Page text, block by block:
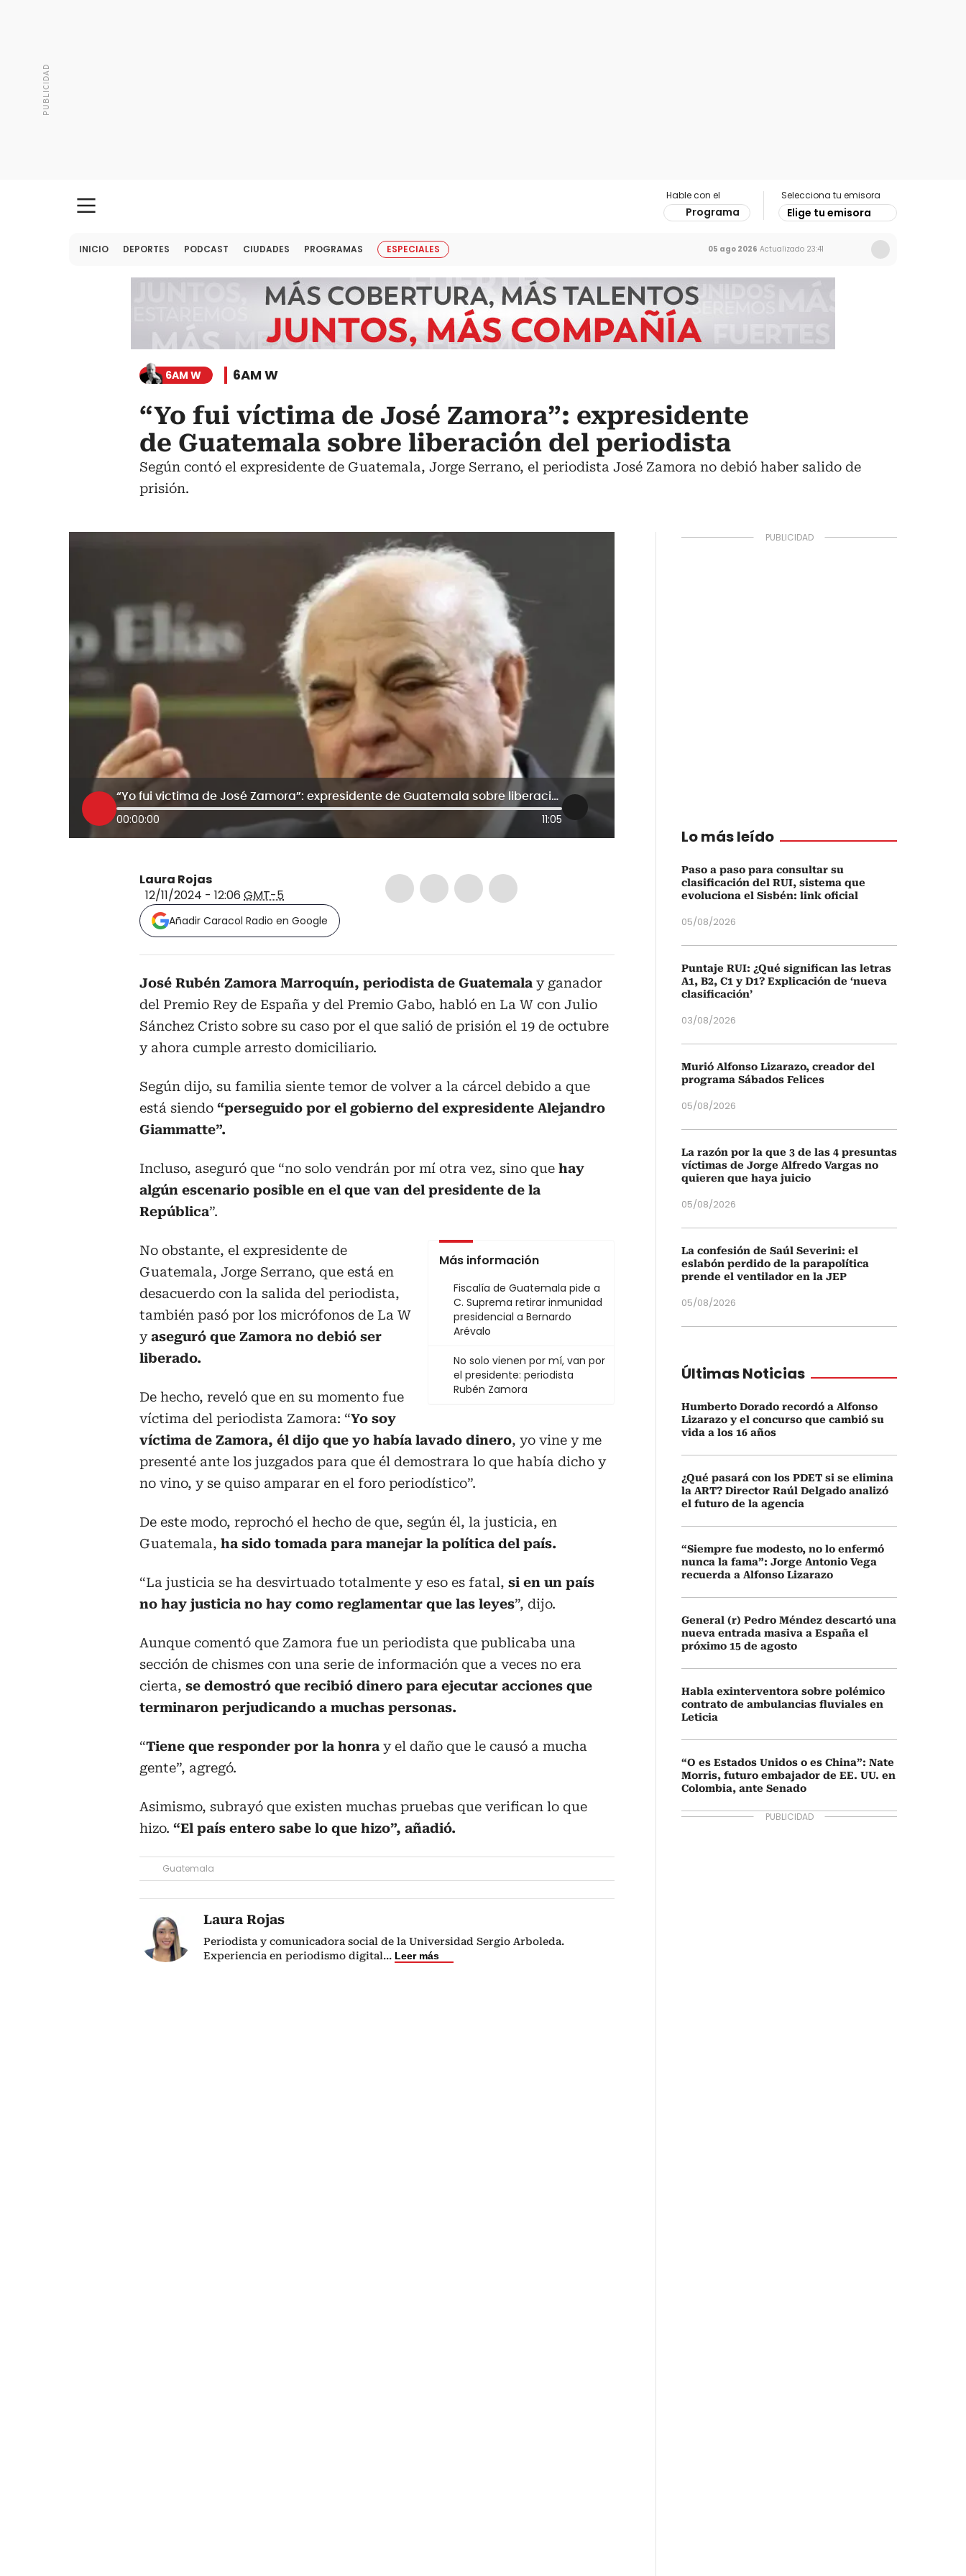
Hable con el
Programa
Selecciona tu emisora
Elige tu emisora
INICIO DEPORTES PODCAST CIUDADES PROGRAMAS ESPECIALES 05 ago 2026 Actualizado 23:41
6AM W 6AM W
“Yo fui víctima de José Zamora”: expresidente
de Guatemala sobre liberación del periodista
Según contó el expresidente de Guatemala, Jorge Serrano, el periodista José Zamora no debió haber salido de
prisión.
“Yo fui victima de José Zamora”: expresidente de Guatemala sobre liberación del periodista
00:00:00 11:05
Laura Rojas
12/11/2024 - 12:06 GMT-5
Añadir Caracol Radio en Google
José Rubén Zamora Marroquín, periodista de Guatemala y ganador
del Premio Rey de España y del Premio Gabo, habló en La W con Julio
Sánchez Cristo sobre su caso por el que salió de prisión el 19 de octubre
y ahora cumple arresto domiciliario.
Según dijo, su familia siente temor de volver a la cárcel debido a que
está siendo “perseguido por el gobierno del expresidente Alejandro
Giammatte”.
Incluso, aseguró que “no solo vendrán por mí otra vez, sino que hay
algún escenario posible en el que van del presidente de la
República”.
Más información
Fiscalía de Guatemala pide a
C. Suprema retirar inmunidad
presidencial a Bernardo
Arévalo
No solo vienen por mí, van por
el presidente: periodista
Rubén Zamora
No obstante, el expresidente de
Guatemala, Jorge Serrano, que está en
desacuerdo con la salida del periodista,
también pasó por los micrófonos de La W
yaseguró que Zamora no debió ser
liberado.
De hecho, reveló que en su momento fue
víctima del periodista Zamora: “Yo soy
víctima de Zamora, él dijo que yo había lavado dinero, yo vine y me
presenté ante los juzgados para que él demostrara lo que había dicho y
no vino, y se quiso amparar en el foro periodístico”.
De este modo, reprochó el hecho de que, según él, la justicia, en
Guatemala, ha sido tomada para manejar la política del país.
“La justicia se ha desvirtuado totalmente y eso es fatal, si en un país
no hay justicia no hay como reglamentar que las leyes”, dijo.
Aunque comentó que Zamora fue un periodista que publicaba una
sección de chismes con una serie de información que a veces no era
cierta, se demostró que recibió dinero para ejecutar acciones que
terminaron perjudicando a muchas personas.
“Tiene que responder por la honra y el daño que le causó a mucha
gente”, agregó.
Asimismo, subrayó que existen muchas pruebas que verifican lo que
hizo. “El país entero sabe lo que hizo”, añadió.
Guatemala
Laura Rojas
Periodista y comunicadora social de la Universidad Sergio Arboleda.
Experiencia en periodismo digital... Leer más
Lo más leído
Paso a paso para consultar su
clasificación del RUI, sistema que
evoluciona el Sisbén: link oficial
05/08/2026
Puntaje RUI: ¿Qué significan las letras
A1, B2, C1 y D1? Explicación de ‘nueva
clasificación’
03/08/2026
Murió Alfonso Lizarazo, creador del
programa Sábados Felices
05/08/2026
La razón por la que 3 de las 4 presuntas
víctimas de Jorge Alfredo Vargas no
quieren que haya juicio
05/08/2026
La confesión de Saúl Severini: el
eslabón perdido de la parapolítica
prende el ventilador en la JEP
05/08/2026
Últimas Noticias
Humberto Dorado recordó a Alfonso
Lizarazo y el concurso que cambió su
vida a los 16 años
¿Qué pasará con los PDET si se elimina
la ART? Director Raúl Delgado analizó
el futuro de la agencia
“Siempre fue modesto, no lo enfermó
nunca la fama”: Jorge Antonio Vega
recuerda a Alfonso Lizarazo
General (r) Pedro Méndez descartó una
nueva entrada masiva a España el
próximo 15 de agosto
Habla exinterventora sobre polémico
contrato de ambulancias fluviales en
Leticia
“O es Estados Unidos o es China”: Nate
Morris, futuro embajador de EE. UU. en
Colombia, ante Senado